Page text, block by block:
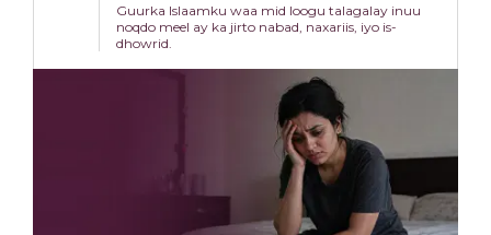
Guurka Islaamku waa mid loogu talagalay inuu
noqdo meel ay ka jirto nabad, naxariis, iyo is-
dhowrid.